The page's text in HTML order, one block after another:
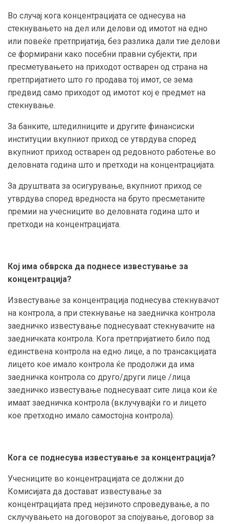
Во случај кога концентрацијата се однесува на
стекнувањето на дел или делови од имотот на едно
или повеќе претпријатија, без разлика дали тие делови
се формирани како посебни правни субјекти, при
пресметувањето на приходот остварен од страна на
претпријатието што го продава тој имот, се зема
предвид само приходот од имотот кој е предмет на
стекнување.
За банките, штедилниците и другите финансиски
институции вкупниот приход се утврдува според
вкупниот приход остварен од редовното работење во
деловната година што и претходи на концентрацијата.
За друштвата за осигурување, вкупниот приход се
утврдува според вредноста на бруто пресметаните
премии на учесниците во деловната година што и
претходи на концентрацијата.
Кој има обврска да поднесе известување за
концентрација?
Известување за концентрација поднесува стекнувачот
на контрола, а при стекнување на заедничка контрола
заедничко известување поднесуваат стекнувачите на
заедничката контрола. Кога претпријатието било под
единствена контрола на едно лице, а по трансакцијата
лицето кое имало контрола ќе продолжи да има
заедничка контрола со друго/други лице /лица
заедничко известување поднесуваат сите лица кои ќе
имаат заедничка контрола (вклучувајќи го и лицето
кое претходно имало самостојна контрола).
Кога се поднесува известување за концентрација?
Учесниците во концентрацијата се должни до
Комисијата да достават известување за
концентрацијата пред нејзиното спроведување, а по
склучувањето на договорот за спојување, договор за